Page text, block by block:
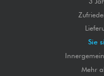
Sie
Mehr